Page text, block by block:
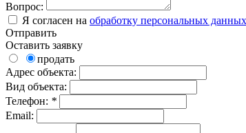
Вопрос:
Я согласен на обработку персональных данных
Отправить
Оставить заявку
продать
Адрес объекта:
Вид объекта:
Телефон: *
Email: